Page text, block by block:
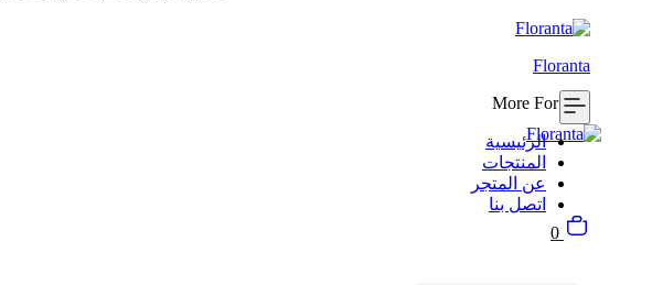
Floranta
More For You
الرئيسية
المنتجات
عن المتجر
اتصل بنا
0